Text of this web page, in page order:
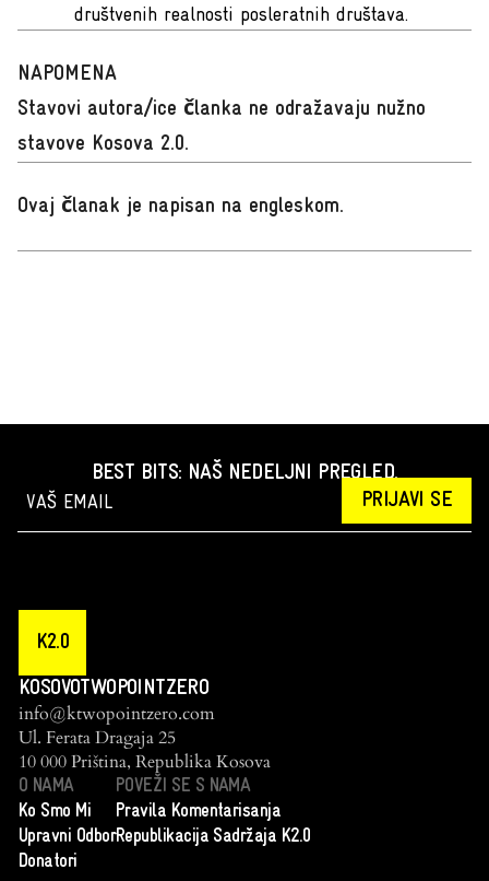
društvenih realnosti posleratnih društava.
NAPOMENA
Stavovi autora/ice članka ne odražavaju nužno
stavove Kosova 2.0.
Ovaj članak je napisan na engleskom.
BEST BITS: NAŠ NEDELJNI PREGLED.
PRIJAVI SE
K2.0
KOSOVOTWOPOINTZERO
info@ktwopointzero.com
Ul. Ferata Dragaja 25
10 000 Priština, Republika Kosova
O NAMA
Ko Smo Mi
Upravni Odbor
Donatori
POVEŽI SE S NAMA
Pravila Komentarisanja
Republikacija Sadržaja K2.0